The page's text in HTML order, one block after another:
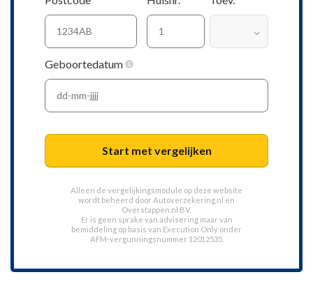
Geboortedatum
Start met vergelijken
Alleen de vergelijkingsmodule op deze website
wordt beheerd door Autoverzekering.nl en
Overstappen.nl BV.
Er is geen sprake van advisering maar van
bemiddeling op basis van Execution Only onder
AFM-vergunningsnummer 12012535.